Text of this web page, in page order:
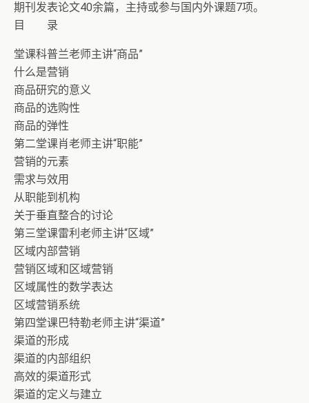
期刊发表论文40余篇，主持或参与国内外课题7项。
目 录
堂课科普兰老师主讲“商品”
什么是营销
商品研究的意义
商品的选购性
商品的弹性
第二堂课肖老师主讲“职能”
营销的元素
需求与效用
从职能到机构
关于垂直整合的讨论
第三堂课雷利老师主讲“区域”
区域内部营销
营销区域和区域营销
区域属性的数学表达
区域营销系统
第四堂课巴特勒老师主讲“渠道”
渠道的形成
渠道的内部组织
高效的渠道形式
渠道的定义与建立